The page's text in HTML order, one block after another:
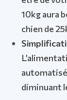
10kg aura
chien de
diminuant